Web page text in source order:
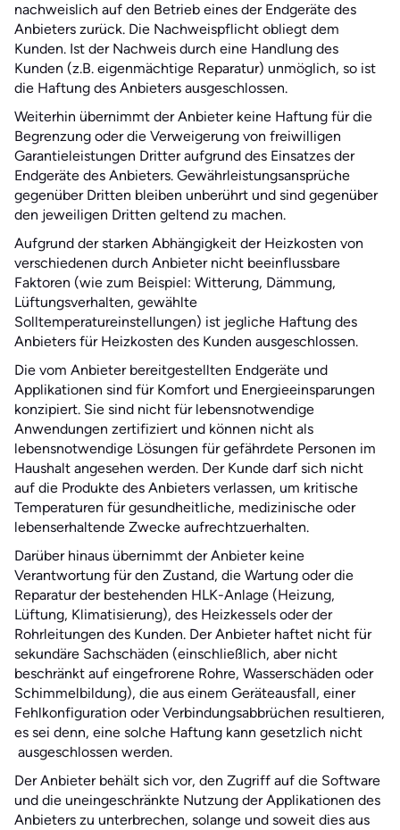
nachweislich auf den Betrieb eines der Endgeräte des
Anbieters zurück. Die Nachweispflicht obliegt dem
Kunden. Ist der Nachweis durch eine Handlung des
Kunden (z.B. eigenmächtige Reparatur) unmöglich, so ist
die Haftung des Anbieters ausgeschlossen.
Weiterhin übernimmt der Anbieter keine Haftung für die
Begrenzung oder die Verweigerung von freiwilligen
Garantieleistungen Dritter aufgrund des Einsatzes der
Endgeräte des Anbieters. Gewährleistungsansprüche
gegenüber Dritten bleiben unberührt und sind gegenüber
den jeweiligen Dritten geltend zu machen.
Aufgrund der starken Abhängigkeit der Heizkosten von
verschiedenen durch Anbieter nicht beeinflussbare
Faktoren (wie zum Beispiel: Witterung, Dämmung,
Lüftungsverhalten, gewählte
Solltemperatureinstellungen) ist jegliche Haftung des
Anbieters für Heizkosten des Kunden ausgeschlossen.
Die vom Anbieter bereitgestellten Endgeräte und
Applikationen sind für Komfort und Energieeinsparungen
konzipiert. Sie sind nicht für lebensnotwendige
Anwendungen zertifiziert und können nicht als
lebensnotwendige Lösungen für gefährdete Personen im
Haushalt angesehen werden. Der Kunde darf sich nicht
auf die Produkte des Anbieters verlassen, um kritische
Temperaturen für gesundheitliche, medizinische oder
lebenserhaltende Zwecke aufrechtzuerhalten.
Darüber hinaus übernimmt der Anbieter keine
Verantwortung für den Zustand, die Wartung oder die
Reparatur der bestehenden HLK-Anlage (Heizung,
Lüftung, Klimatisierung), des Heizkessels oder der
Rohrleitungen des Kunden. Der Anbieter haftet nicht für
sekundäre Sachschäden (einschließlich, aber nicht
beschränkt auf eingefrorene Rohre, Wasserschäden oder
Schimmelbildung), die aus einem Geräteausfall, einer
Fehlkonfiguration oder Verbindungsabbrüchen resultieren,
es sei denn, eine solche Haftung kann gesetzlich nicht
ausgeschlossen werden.
Der Anbieter behält sich vor, den Zugriff auf die Software
und die uneingeschränkte Nutzung der Applikationen des
Anbieters zu unterbrechen, solange und soweit dies aus